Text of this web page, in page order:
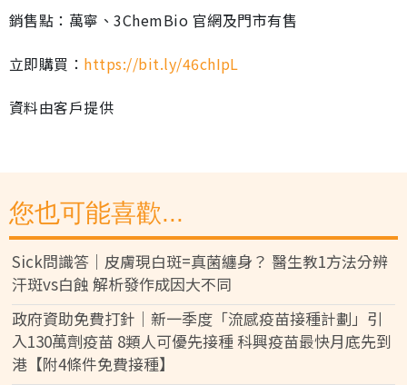
銷售點：萬寧、3ChemBio 官網及門市有售
立即購買： https://bit.ly/46chIpL
資料由客戶提供
您也可能喜歡...
Sick問識答｜皮膚現白斑=真菌纏身？ 醫生教1方法分辨
汗斑vs白蝕 解析發作成因大不同
政府資助免費打針｜新一季度「流感疫苗接種計劃」引
入130萬劑疫苗 8類人可優先接種 科興疫苗最快月底先到
港【附4條件免費接種】